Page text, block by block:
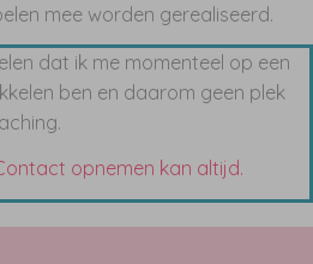
mee worden gerealiseerd.
dat ik me momenteel op een
ben en daarom geen plek
opnemen kan altijd.